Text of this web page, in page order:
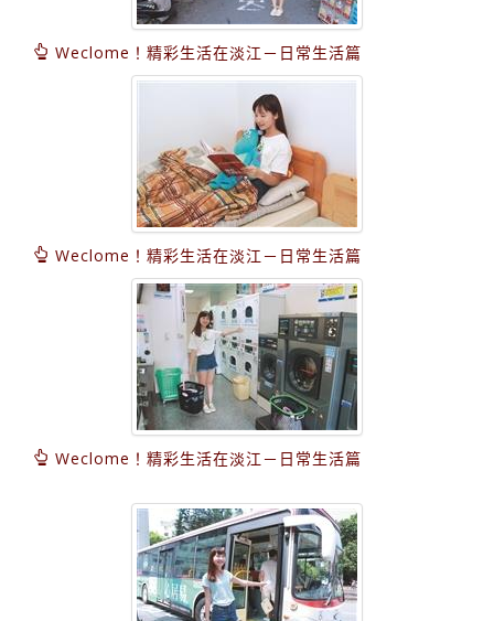
Weclome！精彩生活在淡江－日常生活篇
Weclome！精彩生活在淡江－日常生活篇
Weclome！精彩生活在淡江－日常生活篇